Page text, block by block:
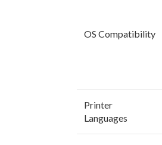
OS Compatibility
Printer
Languages